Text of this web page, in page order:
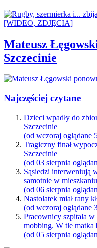
Mateusz
Szczecinie
Najczęściej czytane
Dzieci wpadły do
Szczecinie
(od wczoraj oglądane
Tragiczny finał
Szczecinie
(od 03 sierpnia
Sąsiedzi interweniują
samotnie w mieszkaniu
(od 06 sierpnia
Nastolatek miał rany
(od wczoraj oglądane
Pracownicy szpitala
mobbing. W tle matka
(od 05 sierpnia